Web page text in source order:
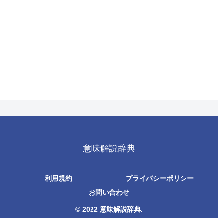
意味解説辞典
利用規約
プライバシーポリシー
お問い合わせ
© 2022 意味解説辞典.